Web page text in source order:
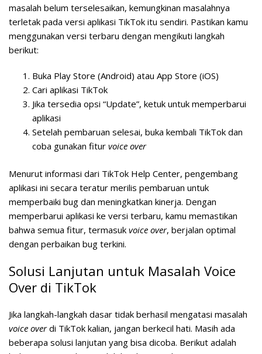
masalah belum terselesaikan, kemungkinan masalahnya
terletak pada versi aplikasi TikTok itu sendiri. Pastikan kamu
menggunakan versi terbaru dengan mengikuti langkah
berikut:
Buka Play Store (Android) atau App Store (iOS)
Cari aplikasi TikTok
Jika tersedia opsi “Update”, ketuk untuk memperbarui
aplikasi
Setelah pembaruan selesai, buka kembali TikTok dan
coba gunakan fitur voice over
Menurut informasi dari TikTok Help Center, pengembang
aplikasi ini secara teratur merilis pembaruan untuk
memperbaiki bug dan meningkatkan kinerja. Dengan
memperbarui aplikasi ke versi terbaru, kamu memastikan
bahwa semua fitur, termasuk voice over, berjalan optimal
dengan perbaikan bug terkini.
Solusi Lanjutan untuk Masalah Voice
Over di TikTok
Jika langkah-langkah dasar tidak berhasil mengatasi masalah
voice overdi TikTok kalian, jangan berkecil hati. Masih ada
beberapa solusi lanjutan yang bisa dicoba. Berikut adalah